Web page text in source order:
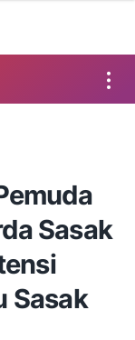
Sasak
Sasak